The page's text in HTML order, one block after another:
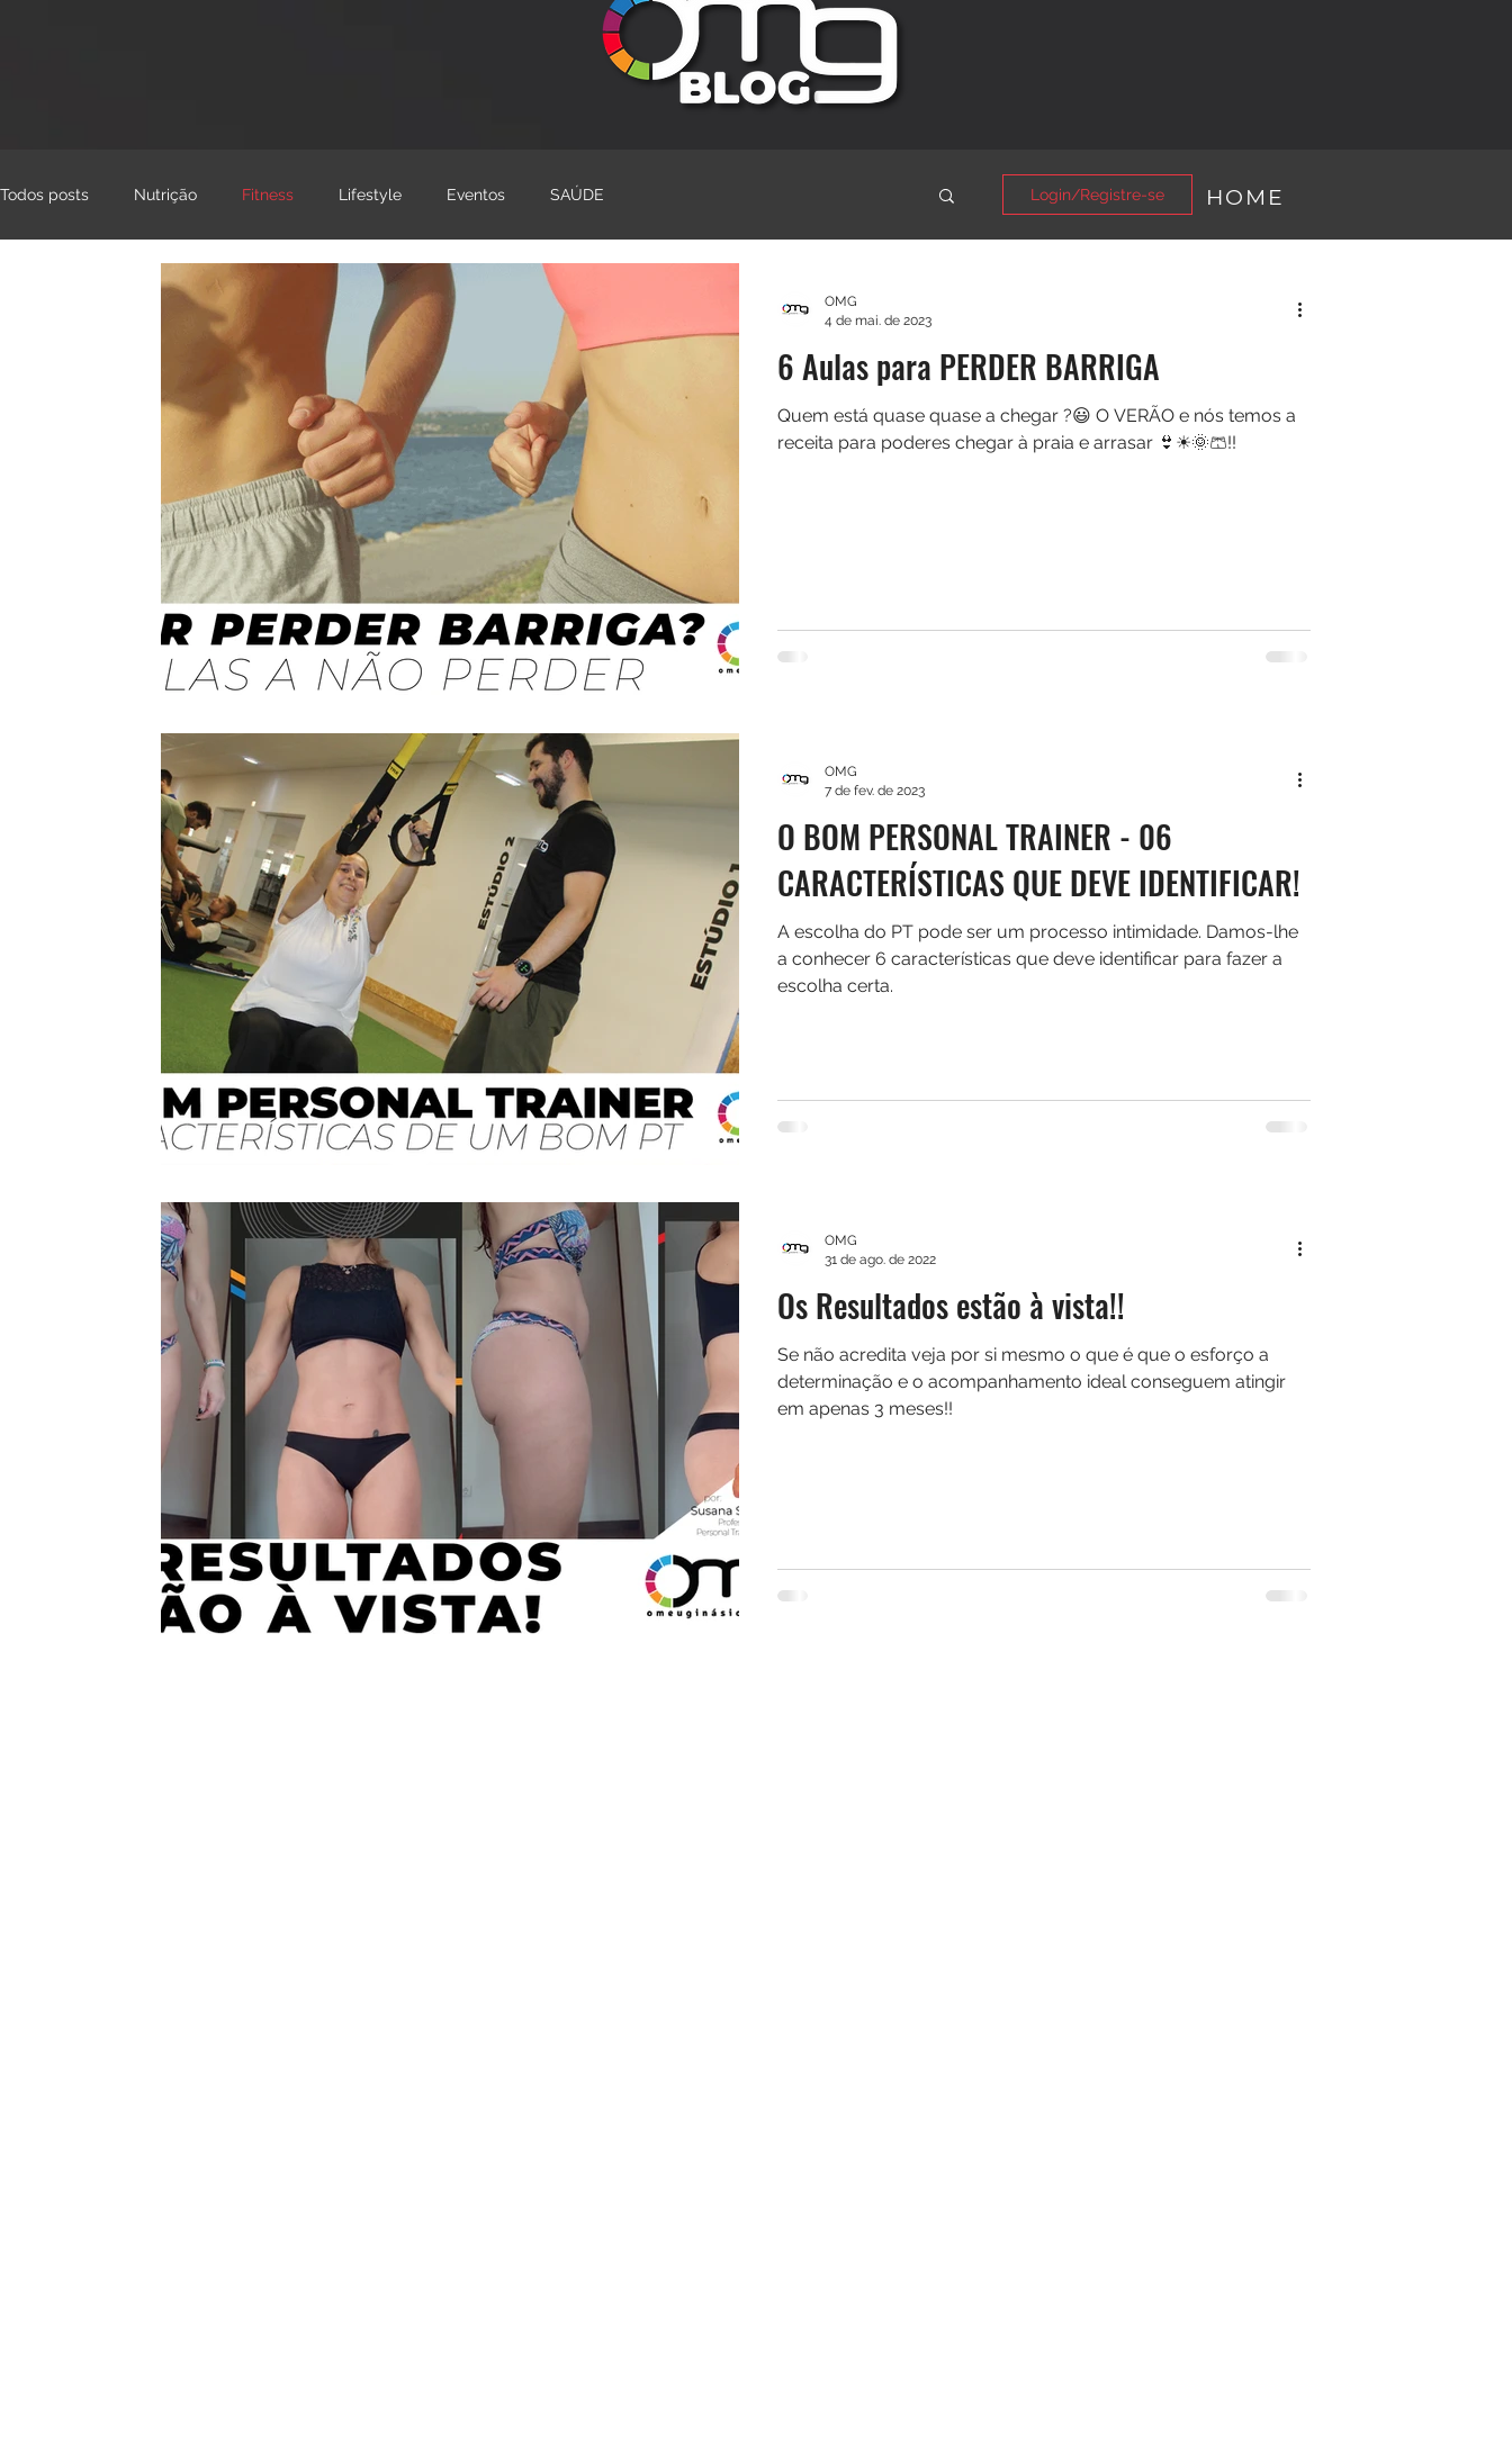
Todos posts Nutrição Fitness Lifestyle Eventos SAÚDE Login/Registre-se
6 Aulas para PERDER BARRIGA
Quem está quase quase a chegar ?😃 O VERÃO e nós temos a
receita para poderes chegar à praia e arrasar 👙☀🌞🩳!!
OMG
4 de mai. de 2023
O BOM PERSONAL TRAINER - 06
CARACTERÍSTICAS QUE DEVE IDENTIFICAR!
A escolha do PT pode ser um processo intimidade. Damos-lhe
a conhecer 6 características que deve identificar para fazer a
escolha certa.
OMG
7 de fev. de 2023
Os Resultados estão à vista!!
Se não acredita veja por si mesmo o que é que o esforço a
determinação e o acompanhamento ideal conseguem atingir
em apenas 3 meses!!
OMG
31 de ago. de 2022
HOME